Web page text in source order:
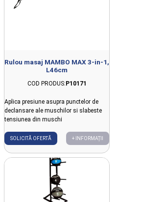
Rulou masaj MAMBO MAX 3-in-1,
L46cm
COD PRODUS: P10171
Aplica presiune asupra punctelor de
declansare ale muschilor si slabeste
tensiunea din muschi
SOLICITĂ OFERTĂ + INFORMAȚII